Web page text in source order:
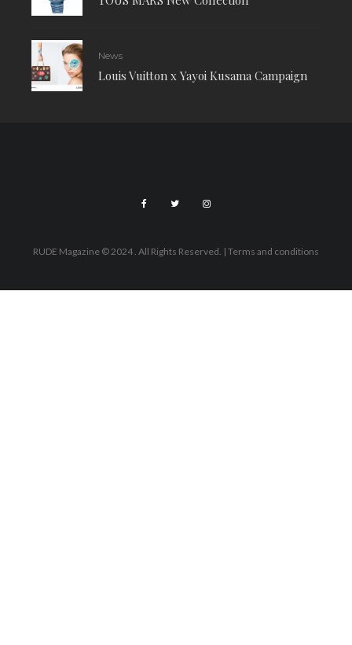
News
Louis Vuitton x Yayoi Kusama Campaign
RUDE Magazine © 2024 . All Rights Reserved. | Terms and conditions